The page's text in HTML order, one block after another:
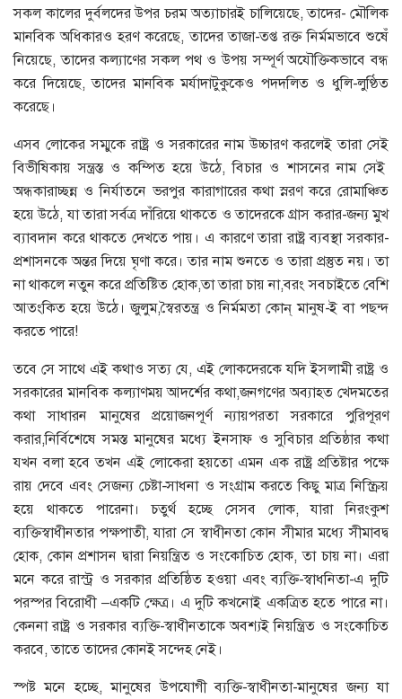
সকল কালের দুর্বলদের উপর চরম অত্যাচারই চালিয়েছে, তাদের- মৌলিক
মানবিক অধিকারও হরণ করেছে, তাদের তাজা-তপ্ত রক্ত নির্মমভাবে শুষেঁ
নিয়েছে, তাদের কল্যাণের সকল পথ ও উপয় সম্পূর্ণ অযৌক্তিকভাবে বন্ধ
করে দিয়েছে, তাদের মানবিক মর্যাদাটুকুকেও পদদলিত ও ধুলি-লুণ্ঠিত
করেছে।
এসব লোকের সম্মুকে রাষ্ট্র ও সরকারের নাম উচ্চারণ করলেই তারা সেই
বিভীষিকায় সন্ত্রস্ত ও কম্পিত হয়ে উঠে, বিচার ও শাসনের নাম সেই
অন্ধকারাচ্ছন্ন ও নির্যাতনে ভরপুর কারাগারের কথা স্নরণ করে রোমাঞ্চিত
হয়ে উঠে, যা তারা সর্বত্র দাঁরিয়ে থাকতে ও তাদেরকে গ্রাস করার-জন্য মুখ
ব্যাবদান করে থাকতে দেখতে পায়। এ কারণে তারা রাষ্ট্র ব্যবস্থা সরকার-
প্রশাসনকে অন্তর দিয়ে ঘৃণা করে। তার নাম শুনতে ও তারা প্রস্তুত নয়। তা
না থাকলে নতুন করে প্রতিষ্টিত হোক,তা তারা চায় না,বরং সবচাইতে বেশি
আতংকিত হয়ে উঠে। জুলুম,স্বৈরতন্ত্র ও নির্মমতা কোন্ মানুষ-ই বা পছন্দ
করতে পারে!
তবে সে সাথে এই কথাও সত্য যে, এই লোকদেরকে যদি ইসলামী রাষ্ট্র ও
সরকারের মানবিক কল্যাণময় আদর্শের কথা,জনগণের অব্যাহত খেদমতের
কথা সাধারন মানুষের প্রয়োজনপূর্ণ ন্যায়পরতা সরকারে পুরিপূরণ
করার,নির্বিশেষে সমস্ত মানুষের মধ্যে ইনসাফ ও সুবিচার প্রতিষ্ঠার কথা
যখন বলা হবে তখন এই লোকেরা হয়তো এমন এক রাষ্ট্র প্রতিষ্টার পক্ষে
রায় দেবে এবং সেজন্য চেষ্টা-সাধনা ও সংগ্রাম করতে কিছু মাত্র নিস্ক্রিয়
হয়ে থাকতে পারেনা। চতুর্থ হচ্ছে সেসব লোক, যারা নিরংকুশ
ব্যক্তিস্বাধীনতার পক্ষপাতী, যারা সে স্বাধীনতা কোন সীমার মধ্যে সীমাবদ্ব
হোক, কোন প্রশাসন দ্বারা নিয়ন্ত্রিত ও সংকোচিত হোক, তা চায় না। এরা
মনে করে রাস্ট্র ও সরকার প্রতিষ্ঠিত হওয়া এবং ব্যক্তি-স্বাধনিতা-এ দুটি
পরস্পর বিরোধী –একটি ক্ষেত্র। এ দুটি কখনোই একত্রিত হতে পারে না।
কেননা রাষ্ট্র ও সরকার ব্যক্তি-স্বাধীনতাকে অবশ্যই নিয়ন্ত্রিত ও সংকোচিত
করবে, তাতে তাদের কোনই সন্দেহ নেই।
স্পষ্ট মনে হচ্ছে, মানুষের উপযোগী ব্যক্তি-স্বাধীনতা-মানুষের জন্য যা